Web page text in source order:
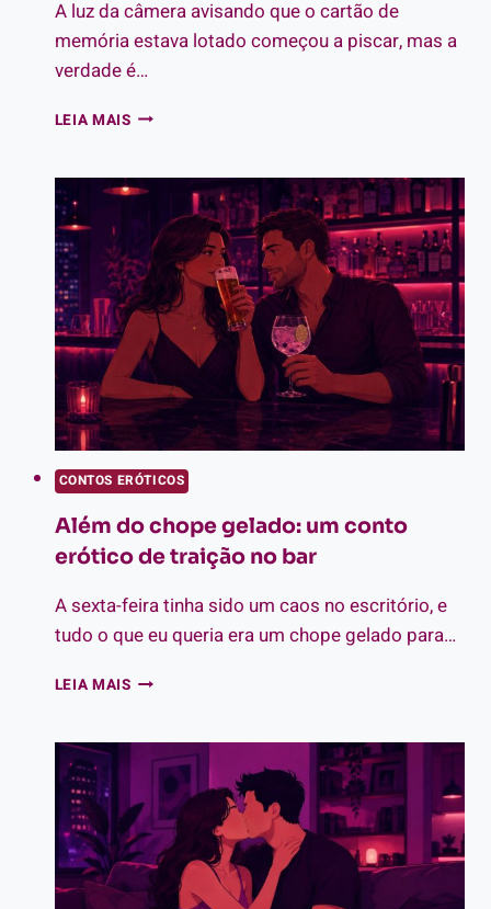
A luz da câmera avisando que o cartão de
memória estava lotado começou a piscar, mas a
verdade é…
LEIA MAISCONTO
A
SÓS
COM
TRÊS
SEGURANÇAS
NO
CAMARIM
DO
FESTIVAL
CONTOS ERÓTICOS
Além do chope gelado: um conto
erótico de traição no bar
A sexta-feira tinha sido um caos no escritório, e
tudo o que eu queria era um chope gelado para…
LEIA MAISALÉM
GELADO:
CONTO
ERÓTICO
DE
TRAIÇÃO
NO